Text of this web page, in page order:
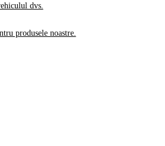
dvs.
produsele noastre.